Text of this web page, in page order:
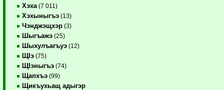
Хэха (7 011)
Хэхыныгъэ (13)
Чэнджэщхэр (3)
Шыгъажэ (25)
Шыхулъагъуэ (12)
ЩIэ (75)
ЩIэныгъэ (74)
Щапхъэ (99)
Щикъухьащ адыгэр